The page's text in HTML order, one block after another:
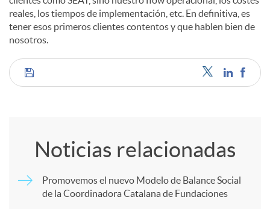
reales, los tiempos de implementación, etc. En definitiva, es
tener esos primeros clientes contentos y que hablen bien de
nosotros.
C
Noticias relacionadas
Promovemos el nuevo Modelo de Balance Social
de la Coordinadora Catalana de Fundaciones